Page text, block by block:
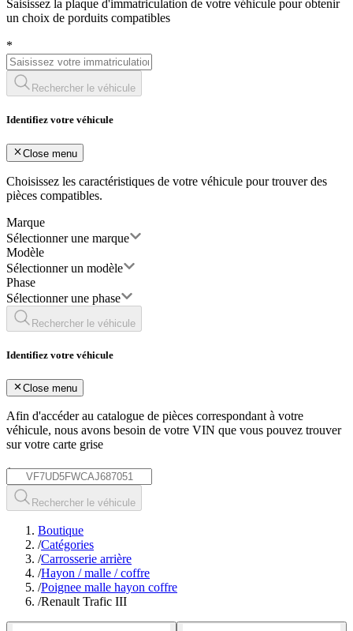
Saisissez la plaque d'immatriculation de votre véhicule pour obtenir
un choix de porduits compatibles
*
Rechercher le véhicule
Identifiez votre véhicule
Close menu
Choisissez les caractéristiques de votre véhicule pour trouver des
pièces compatibles.
Marque
Sélectionner une marque
Modèle
Sélectionner un modèle
Phase
Sélectionner une phase
Rechercher le véhicule
Identifiez votre véhicule
Close menu
Afin d'accéder au catalogue de pièces correspondant à votre
véhicule, nous avons besoin de votre VIN que vous pouvez trouver
sur votre carte grise
*
Rechercher le véhicule
Boutique
/Catégories
/Carrosserie arrière
/Hayon / malle / coffre
/Poignee malle hayon coffre
/Renault Trafic III